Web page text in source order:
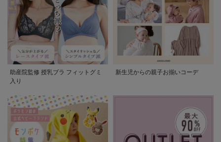
助産院監修 授乳ブラ フィットグミ
入り
新生児からの親子お揃いコーデ